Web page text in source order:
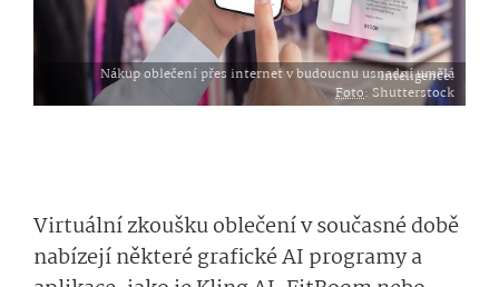
Nákup oblečení přes internet v budoucnu usnadní umělá inteligence.
Foto: Shutterstock
Virtuální zkoušku oblečení v současné době
nabízejí některé grafické AI programy a